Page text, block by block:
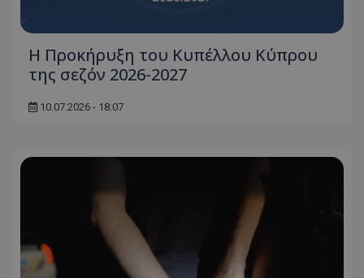
Η Προκήρυξη του Κυπέλλου Κύπρου
της σεζόν 2026-2027
10.07.2026 - 18:07